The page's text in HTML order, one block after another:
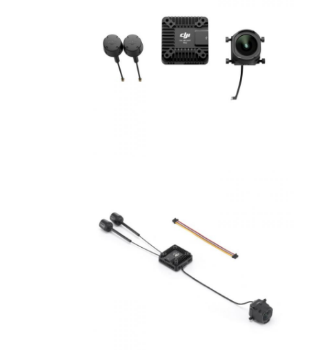
معلومات عنا
جولة في المصنع
اطلب اقتباس